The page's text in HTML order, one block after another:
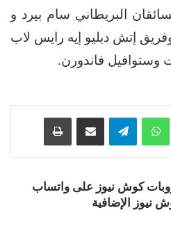
البريطاني سام بيرد و
إتش دبليو إيه رايس لاب
وستوافيل فاندورن.
لينكدإن واتساب تيلقرام
كوش نيوز على واتساب
نيوز الإضافية